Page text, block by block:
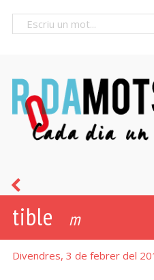
tible m
Divendres, 3 de febrer del
sardana
revessa